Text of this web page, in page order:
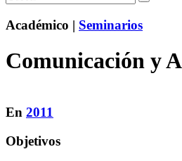
Académico | Seminarios
Comunicación y
En 2011
Objetivos